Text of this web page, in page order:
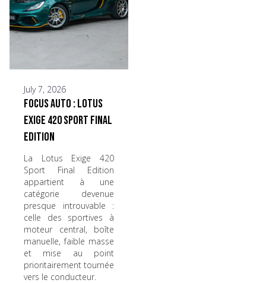
July 7, 2026
Focus Auto : Lotus
Exige 420 Sport Final
Edition
La Lotus Exige 420
Sport Final Edition
appartient à une
catégorie devenue
presque introuvable :
celle des sportives à
moteur central, boîte
manuelle, faible masse
et mise au point
prioritairement tournée
vers le conducteur.